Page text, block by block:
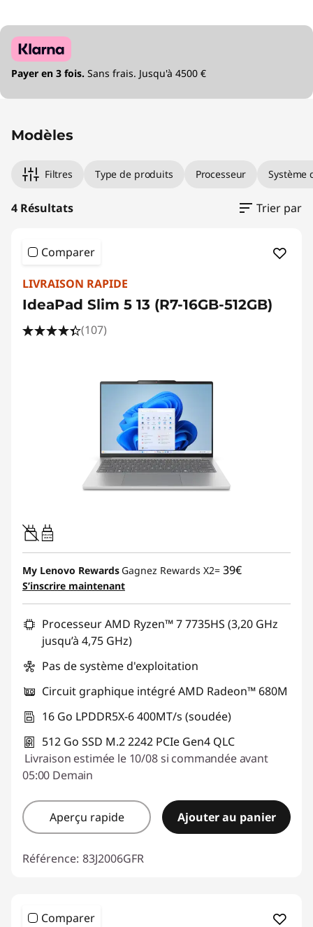
Payer en 3 fois. Sans frais. Jusqu'à 4500 €
Modèles
Filtres Type de produits Processeur Système
4 Résultats Trier par
Comparer
LIVRAISON RAPIDE
IdeaPad Slim 5 13 (R7-16GB-512GB)
(107)
45W-65W
USB PD
My Lenovo Rewards Gagnez Rewards X2= 39€
S’inscrire maintenant
Processeur AMD Ryzen™ 7 7735HS (3,20 GHz
jusqu’à 4,75 GHz)
Pas de système d'exploitation
Circuit graphique intégré AMD Radeon™ 680M
16 Go LPDDR5X-6 400MT/s (soudée)
512 Go SSD M.2 2242 PCIe Gen4 QLC
Livraison estimée le 10/08 si commandée avant
05:00 Demain
Aperçu rapide Ajouter au panier
Référence: 83J2006GFR
Comparer